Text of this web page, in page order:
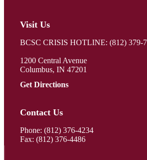
Visit Us
BCSC CRISIS HOTLINE: (812) 379-
1200 Central Avenue
Columbus, IN 47201
Get Directions
Contact Us
Phone: (812) 376-4234
Fax: (812) 376-4486